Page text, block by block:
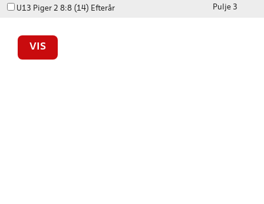
U13 Piger 2 8:8 (14) Efterår Pulje 3
VIS